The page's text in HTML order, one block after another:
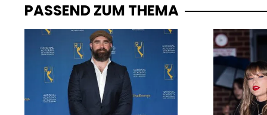
PASSEND ZUM THEMA